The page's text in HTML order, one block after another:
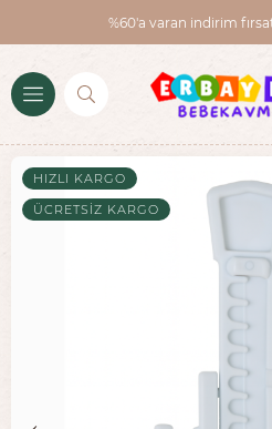
%60'a varan indirim
HIZLI KARGO
ÜCRETSIZ KARGO